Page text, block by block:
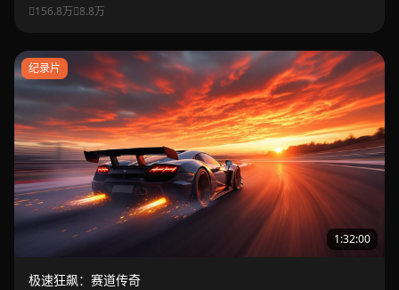
156.8万 8.8万
纪录片
1:32:00
极速狂飙：赛道传奇